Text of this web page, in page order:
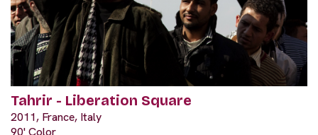
Tahrir - Liberation Square
2011, France, Italy
90' Color